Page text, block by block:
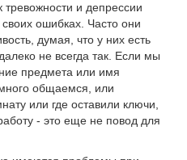
и депрессии
ошибках. Часто они
думая, что у них есть
не всегда так. Если мы
предмета или имя
общаемся, или
или где оставили ключи,
- это еще не повод для